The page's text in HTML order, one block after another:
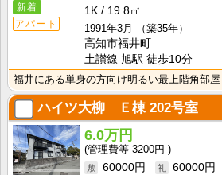
新着
アパート
1K
19.8㎡
1991年3月
（築35年）
高知市福井町
土讃線 旭駅 徒歩10分
ハイツ大柳 Ｅ棟202号室
6.0万円
3200円
60000円
60000円